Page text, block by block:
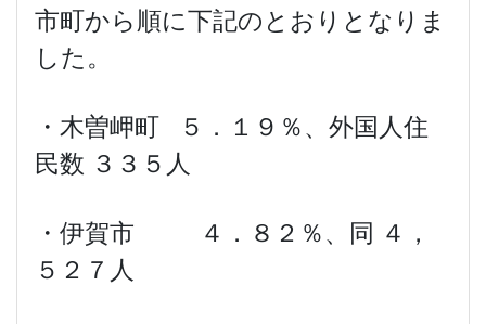
市町から順に下記のとおりとなりま
した。
・木曽岬町 ５．１９％、外国人住
民数 ３３５人
・伊賀市 ４．８２％、同 ４，
５２７人